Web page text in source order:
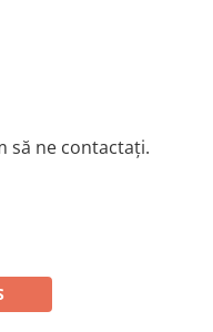
să ne contactați.